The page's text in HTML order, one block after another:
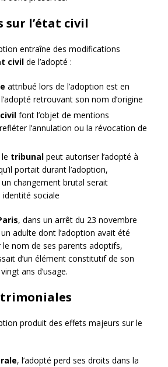
sur l’état civil
entraîne des modifications
civil de l’adopté :
attribué lors de l’adoption est en
retrouvant son nom d’origine
font l’objet de mentions
l’annulation ou la révocation de
tribunal peut autoriser l’adopté à
portait durant l’adoption,
changement brutal serait
sociale
, dans un arrêt du 23 novembre
adulte dont l’adoption avait été
nom de ses parents adoptifs,
d’un élément constitutif de son
ans d’usage.
produit des effets majeurs sur le
, l’adopté perd ses droits dans la